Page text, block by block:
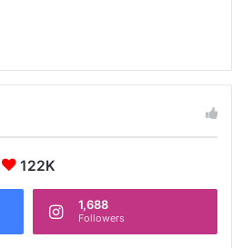
122K
1,688
Followers